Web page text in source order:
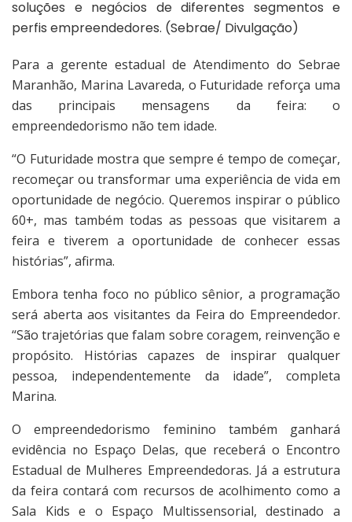
soluções e negócios de diferentes segmentos e
perfis empreendedores. (Sebrae/ Divulgação)
Para a gerente estadual de Atendimento do Sebrae
Maranhão, Marina Lavareda, o Futuridade reforça uma
das principais mensagens da feira: o
empreendedorismo não tem idade.
“O Futuridade mostra que sempre é tempo de começar,
recomeçar ou transformar uma experiência de vida em
oportunidade de negócio. Queremos inspirar o público
60+, mas também todas as pessoas que visitarem a
feira e tiverem a oportunidade de conhecer essas
histórias”, afirma.
Embora tenha foco no público sênior, a programação
será aberta aos visitantes da Feira do Empreendedor.
“São trajetórias que falam sobre coragem, reinvenção e
propósito. Histórias capazes de inspirar qualquer
pessoa, independentemente da idade”, completa
Marina.
O empreendedorismo feminino também ganhará
evidência no Espaço Delas, que receberá o Encontro
Estadual de Mulheres Empreendedoras. Já a estrutura
da feira contará com recursos de acolhimento como a
Sala Kids e o Espaço Multissensorial, destinado a